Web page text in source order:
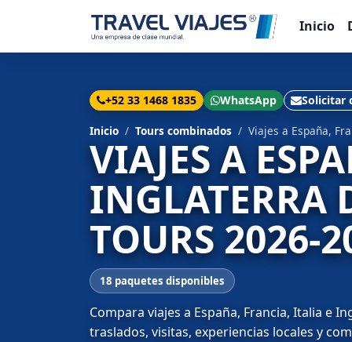
Inicio
+52 33 1468 1835 WhatsApp Solicitar
Inicio Tours combinados Viajes a España,
VIAJES A
INGLATERRA
TOURS 2026-
18 paquetes disponibles
Compara viajes a España, Francia, Italia e
traslados, visitas, experiencias locales y